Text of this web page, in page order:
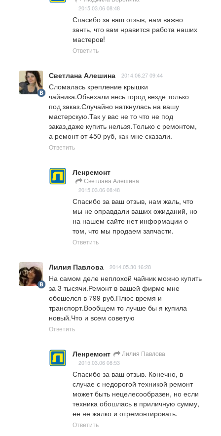
2015.03.06 08:48
Спасибо за ваш отзыв, нам важно
занть, что вам нравится работа наших
мастеров!
Ответить
Светлана Алешина 2014.06.27 09:44
Сломалась крепление крышки
чайника.Обьехали весь город везде только
под заказ.Случайно наткнулась на вашу
мастерскую.Так у вас не то что не под
заказ,даже купить нельзя.Только с ремонтом,
а ремонт от 450 руб, как мне сказали.
Ответить
Ленремонт
Светлана Алешина
2015.03.06 08:48
Спасибо за ваш отзыв, нам жаль, что
мы не оправдали ваших ожиданий, но
на нашем сайте нет информации о
том, что мы продаем запчасти.
Ответить
Лилия Павлова 2014.05.30 16:28
На самом деле неплохой чайник можно купить
за 3 тысячи.Ремонт в вашей фирме мне
обошелся в 799 руб.Плюс время и
транспорт.Вообщем то лучше бы я купила
новый.Что и всем советую
Ответить
Ленремонт Лилия Павлова
2015.03.06 08:53
Спасибо за ваш отзыв. Конечно, в
случае с недорогой техникой ремонт
может быть нецелесообразен, но если
техника обошлась в приличную сумму,
ее не жалко и отремонтировать.
Ответить